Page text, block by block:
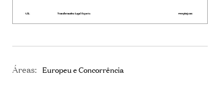
Áreas: Europeu e Concorrência